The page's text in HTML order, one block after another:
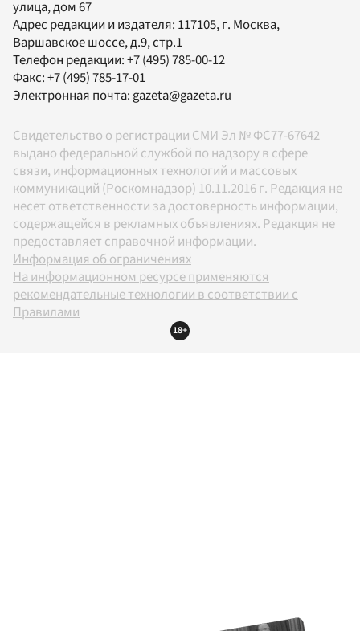
улица, дом 67
Адрес редакции и издателя: 117105, г. Москва,
Варшавское шоссе, д.9, стр.1
Телефон редакции:+7 (495) 785-00-12
Факс:+7 (495) 785-17-01
Электронная почта: gazeta@gazeta.ru
Свидетельство о регистрации СМИ Эл № ФС77-67642
выдано федеральной службой по надзору в сфере
связи, информационных технологий и массовых
коммуникаций (Роскомнадзор) 10.11.2016 г. Редакция не
несет ответственности за достоверность информации,
содержащейся в рекламных объявлениях. Редакция не
предоставляет справочной информации.
Информация об ограничениях
На информационном ресурсе применяются
рекомендательные технологии в соответствии с
Правилами
18+